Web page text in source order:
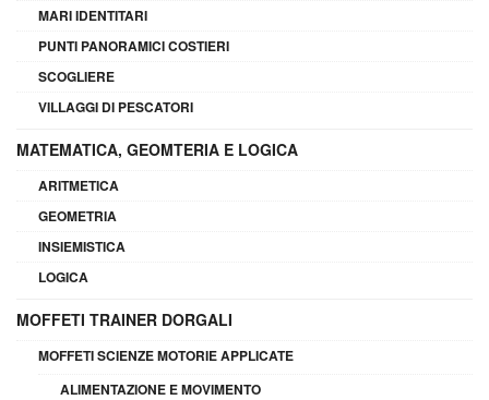
MARI IDENTITARI
PUNTI PANORAMICI COSTIERI
SCOGLIERE
VILLAGGI DI PESCATORI
MATEMATICA, GEOMTERIA E LOGICA
ARITMETICA
GEOMETRIA
INSIEMISTICA
LOGICA
MOFFETI TRAINER DORGALI
MOFFETI SCIENZE MOTORIE APPLICATE
ALIMENTAZIONE E MOVIMENTO